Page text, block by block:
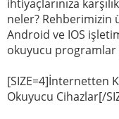
ihtiyaçlarınıza
neler? Rehberimizin
Android ve IOS
okuyucu programlar
[SIZE=4]İnternetten
Okuyucu Cihazlar[/